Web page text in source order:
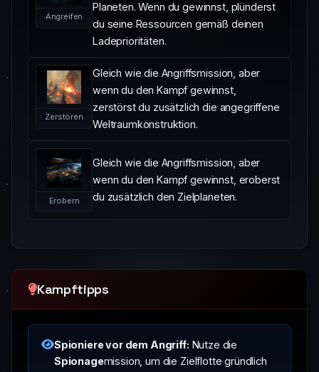
Angreifen
Planeten. Wenn du gewinnst, plünderst
du seine Ressourcen gemäß deinen
Ladeprioritäten.
Zerstören
Gleich wie die Angriffsmission, aber
wenn du den Kampf gewinnst,
zerstörst du zusätzlich die angegriffene
Weltraumkonstruktion.
Erobern
Gleich wie die Angriffsmission, aber
wenn du den Kampf gewinnst, eroberst
du zusätzlich den Zielplaneten.
Kampftipps
Spioniere vor dem Angriff: Nutze die
Spionagemission, um die Zielflotte gründlich